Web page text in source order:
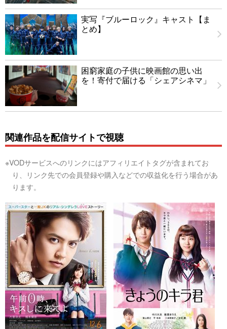
実写『ブルーロック』キャスト【ま
とめ】
困窮家庭の子供に映画館の思い出
を！寄付で届ける「シェアシネマ」
関連作品を配信サイトで視聴
※VODサービスへのリンクにはアフィリエイトタグが含まれてお
り、リンク先での会員登録や購入などでの収益化を行う場合があ
ります。